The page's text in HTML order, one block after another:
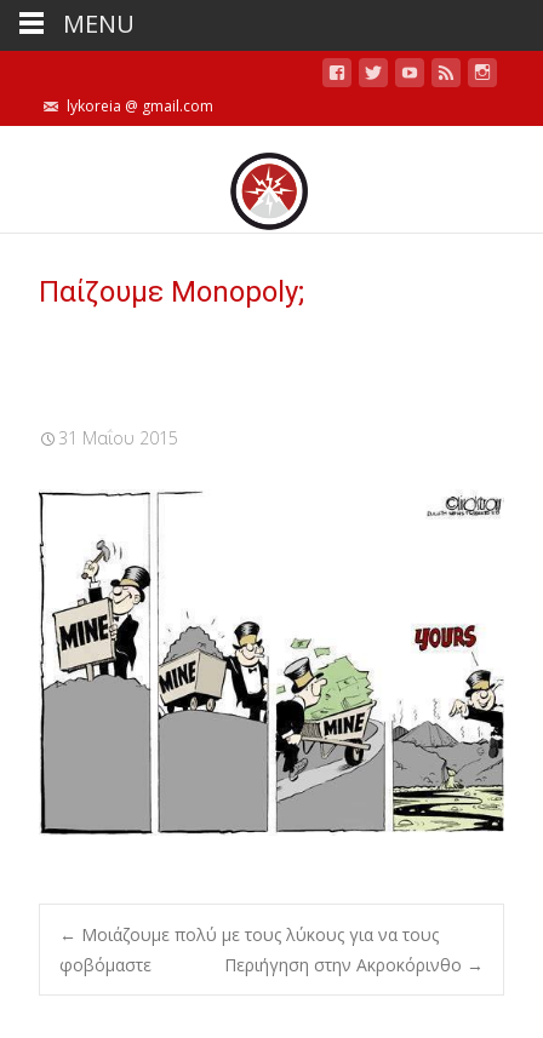
lykoreia @ gmail.com
Παίζουμε Monopoly;
31 Μαΐου 2015
Post
← Μοιάζουμε πολύ με τους λύκους για να τους
φοβόμαστε
Περιήγηση στην Ακροκόρινθο →
MENU